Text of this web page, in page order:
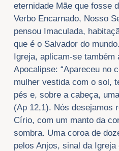
eternidade Mãe que fosse
Verbo Encarnado, Nosso
pensou Imaculada,
que é o Salvador do
Igreja, aplicam-se também
Apocalipse: “Apareceu no
mulher vestida com o sol,
pés e, sobre a cabeça,
(Ap 12,1). Nós desejamos
Círio, com um manto da
sombra. Uma coroa de
pelos Anjos, sinal da